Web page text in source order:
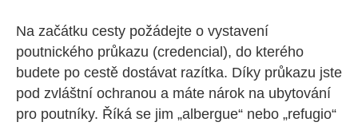
Na začátku cesty požádejte o vystavení
poutnického průkazu (credencial), do kterého
budete po cestě dostávat razítka. Díky průkazu jste
pod zvláštní ochranou a máte nárok na ubytování
pro poutníky. Říká se jim „albergue“ nebo „refugio“